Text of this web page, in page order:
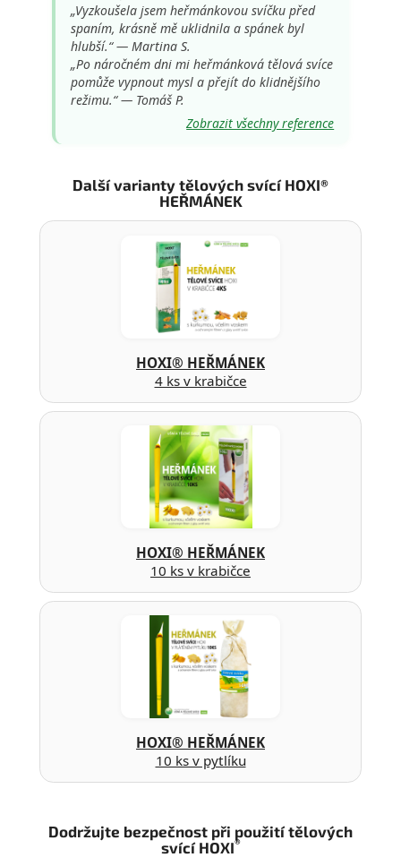
„Vyzkoušela jsem heřmánkovou svíčku před
spaním, krásně mě uklidnila a spánek byl
hlubší.“ — Martina S.
„Po náročném dni mi heřmánková tělová svíce
pomůže vypnout mysl a přejít do klidnějšího
režimu.“ — Tomáš P.
Zobrazit všechny reference
Další varianty tělových svící HOXI®
HEŘMÁNEK
HOXI® HEŘMÁNEK
4 ks v krabičce
HOXI® HEŘMÁNEK
10 ks v krabičce
HOXI® HEŘMÁNEK
10 ks v pytlíku
Dodržujte bezpečnost při použití tělových
svící HOXI®